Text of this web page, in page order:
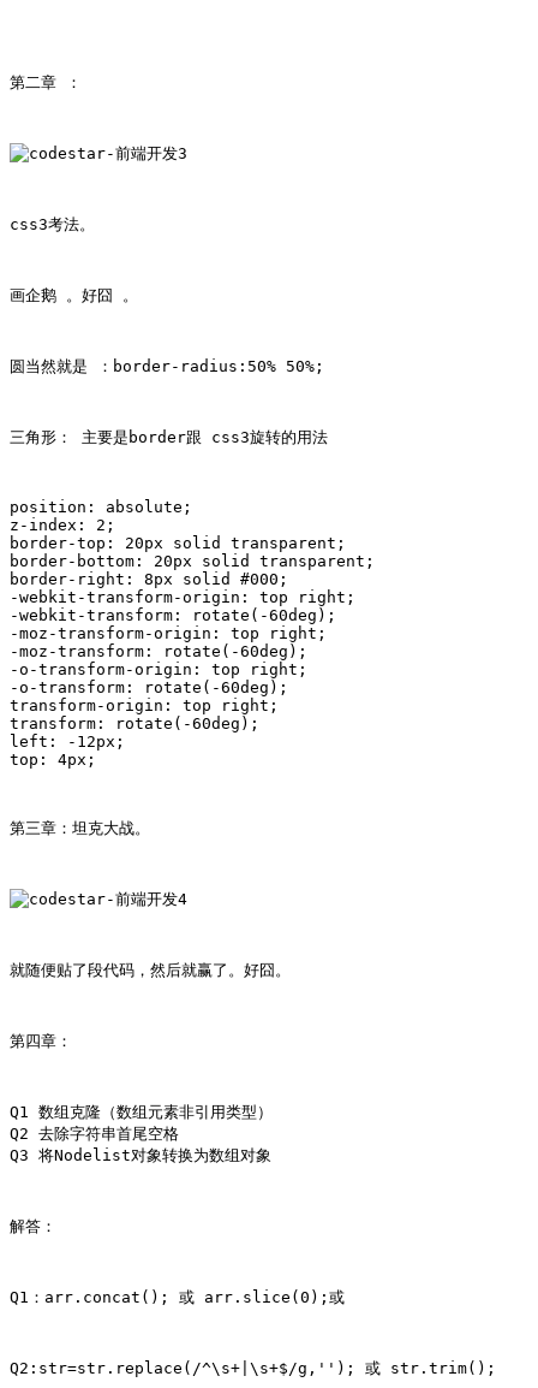
第二章 ：
css3考法。
画企鹅 。好囧 。
圆当然就是 ：border-radius:50% 50%;
三角形： 主要是border跟 css3旋转的用法
position: absolute;
z-index: 2;
border-top: 20px solid transparent;
border-bottom: 20px solid transparent;
border-right: 8px solid #000;
-webkit-transform-origin: top right;
-webkit-transform: rotate(-60deg);
-moz-transform-origin: top right;
-moz-transform: rotate(-60deg);
-o-transform-origin: top right;
-o-transform: rotate(-60deg);
transform-origin: top right;
transform: rotate(-60deg);
left: -12px;
top: 4px;
第三章：坦克大战。
就随便贴了段代码，然后就赢了。好囧。
第四章：
Q1 数组克隆（数组元素非引用类型）
Q2 去除字符串首尾空格
Q3 将Nodelist对象转换为数组对象
解答：
Q1：arr.concat(); 或 arr.slice(0);或
Q2:str=str.replace(/^\s+|\s+$/g,''); 或 str.trim();